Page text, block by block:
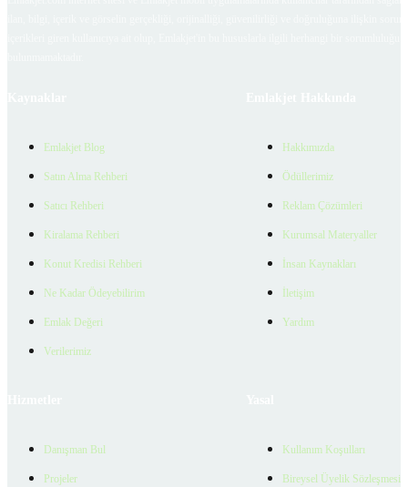
Emlakjet Blog
Satın Alma Rehberi
Satıcı Rehberi
Kiralama Rehberi
Konut Kredisi Rehberi
Ne Kadar Ödeyebilirim
Emlak Değeri
Verilerimiz
Hakkımızda
Ödüllerimiz
Reklam Çözümleri
Kurumsal Materyaller
İnsan Kaynakları
İletişim
Yardım
Danışman Bul
Projeler
Kullanım Koşulları
Bireysel Üyelik Sözleşmesi